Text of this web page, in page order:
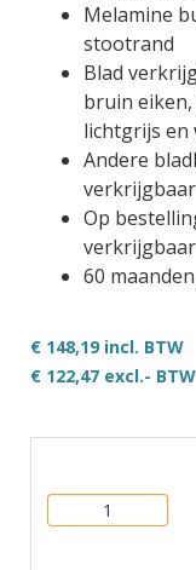
Melamine
stootrand
Blad
bruin
lichtgrijs en
Andere
verkrijgbaar
Op
verkrijgbaar
60
€ 148,19 incl. BTW
€ 122,47 excl.- BTW